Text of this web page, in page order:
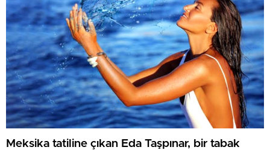
Meksika tatiline çıkan Eda Taşpınar, bir tabak